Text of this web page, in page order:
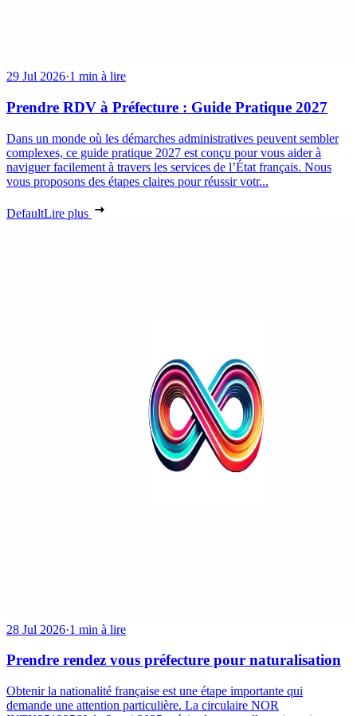
29 Jul 2026·1 min à lire
Prendre RDV à Préfecture : Guide Pratique 2027
Dans un monde où les démarches administratives peuvent sembler
complexes, ce guide pratique 2027 est conçu pour vous aider à
naviguer facilement à travers les services de l’État français. Nous
vous proposons des étapes claires pour réussir votr...
DefaultLire plus
28 Jul 2026·1 min à lire
Prendre rendez vous préfecture pour naturalisation
Obtenir la nationalité française est une étape importante qui
demande une attention particulière. La circulaire NOR